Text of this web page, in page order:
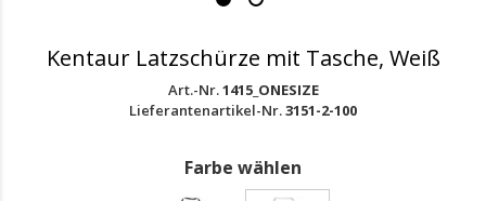
Kentaur Latzschürze mit Tasche, Weiß
Art.-Nr.1415_ONESIZE
Lieferantenartikel-Nr.3151-2-100
Farbe wählen